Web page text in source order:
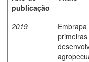
publicação
2019